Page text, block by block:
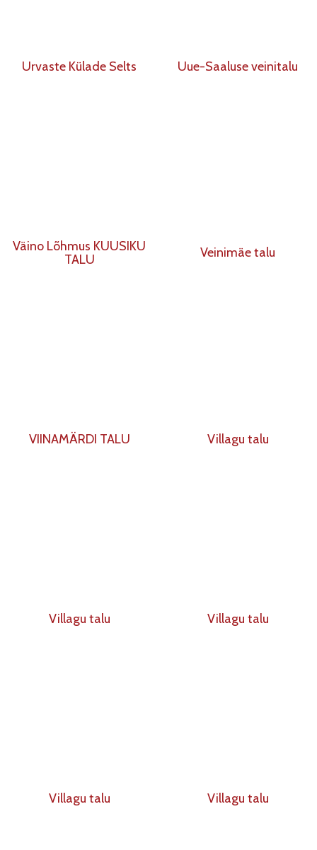
Urvaste Külade Selts Uue-Saaluse veinitalu
Väino Lõhmus KUUSIKU
TALU
Veinimäe talu
VIINAMÄRDI TALU Villagu talu
Villagu talu Villagu talu
Villagu talu Villagu talu